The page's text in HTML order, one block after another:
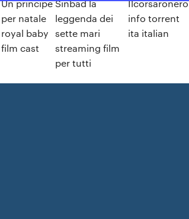
Un principe
per natale
royal baby
film cast
Sinbad la
leggenda dei
sette mari
streaming film
per tutti
Ilcorsaronero
info torrent
ita italian